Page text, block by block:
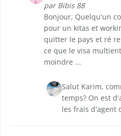
par Bibis 88
Bonjour, Quelqu'un
pour un kitas et
quitter le pays et ré
ce que le visa
moindre ...
Salut Karim,
temps? On est
les frais d'agent